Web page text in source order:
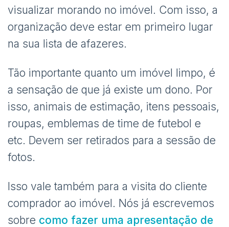
visualizar morando no imóvel. Com isso, a
organização deve estar em primeiro lugar
na sua lista de afazeres.
Tão importante quanto um imóvel limpo, é
a sensação de que já existe um dono. Por
isso, animais de estimação, itens pessoais,
roupas, emblemas de time de futebol e
etc. Devem ser retirados para a sessão de
fotos.
Isso vale também para a visita do cliente
comprador ao imóvel. Nós já escrevemos
sobre como fazer uma apresentação de